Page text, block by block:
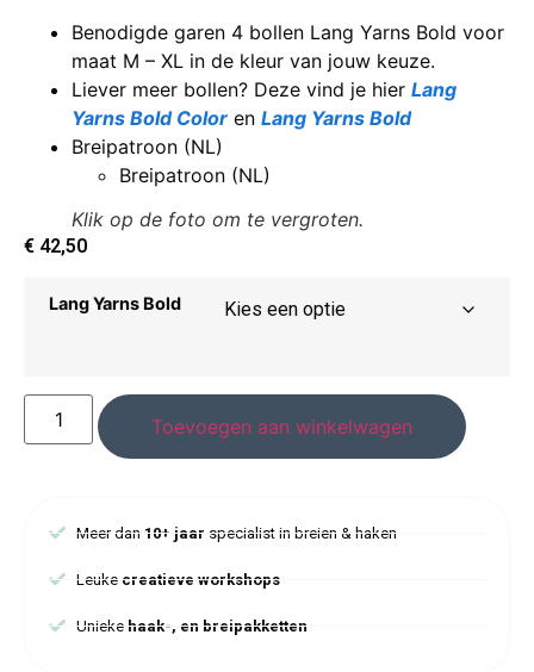
Benodigde garen 4 bollen Lang Yarns Bold voor
maat M – XL in de kleur van jouw keuze.
Liever meer bollen? Deze vind je hier Lang
Yarns Bold Color en Lang Yarns Bold
Breipatroon (NL)
Breipatroon (NL)
Klik op de foto om te vergroten.
€ 42,50
Lang Yarns Bold
Toevoegen aan winkelwagen
Meer dan 10+ jaar specialist in breien & haken
Leuke creatieve workshops
Uniekehaak-, en breipakketten